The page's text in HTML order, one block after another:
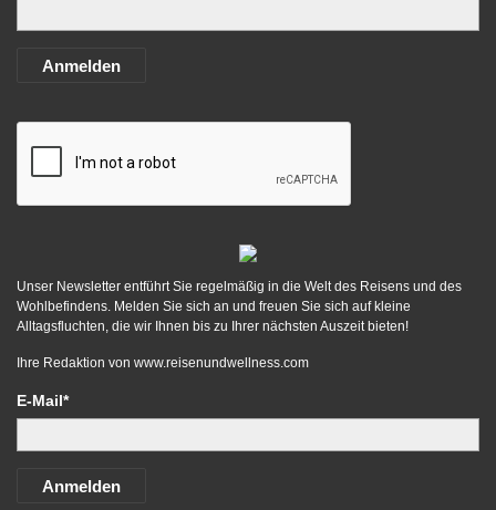
Anmelden
Unser Newsletter entführt Sie regelmäßig in die Welt des Reisens und des
Wohlbefindens. Melden Sie sich an und freuen Sie sich auf kleine
Alltagsfluchten, die wir Ihnen bis zu Ihrer nächsten Auszeit bieten!
Ihre Redaktion von www.reisenundwellness.com
E-Mail*
Anmelden